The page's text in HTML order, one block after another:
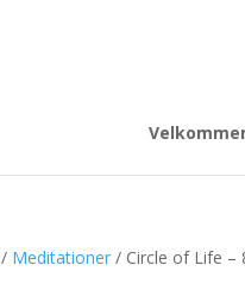
/ Meditationer / Circle of Life –